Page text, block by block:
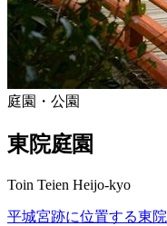
庭園・公園
東院庭園
Toin Teien Heijo-kyo
平城宮跡に位置する東